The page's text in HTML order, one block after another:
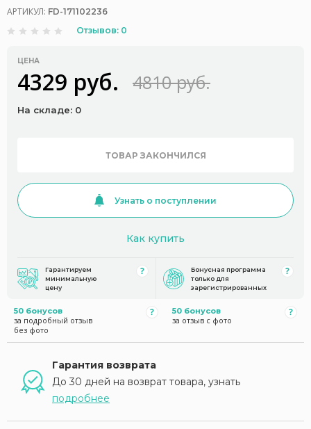
АРТИКУЛ: FD-171102236
Отзывов: 0
ЦЕНА
4329 руб. 4810 руб.
На складе: 0
ТОВАР ЗАКОНЧИЛСЯ
Узнать о поступлении
Как купить
Гарантируем
минимальную
цену
Бонусная программа
только для
зарегистрированных
50 бонусов
за подробный отзыв
без фото
50 бонусов
за отзыв с фото
Гарантия возврата
До 30 дней на возврат товара, узнать
подробнее